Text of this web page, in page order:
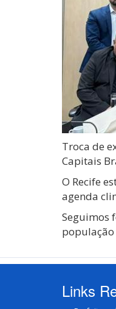
Troca de
Capitais
O Recife
agenda
Seguimos
Links